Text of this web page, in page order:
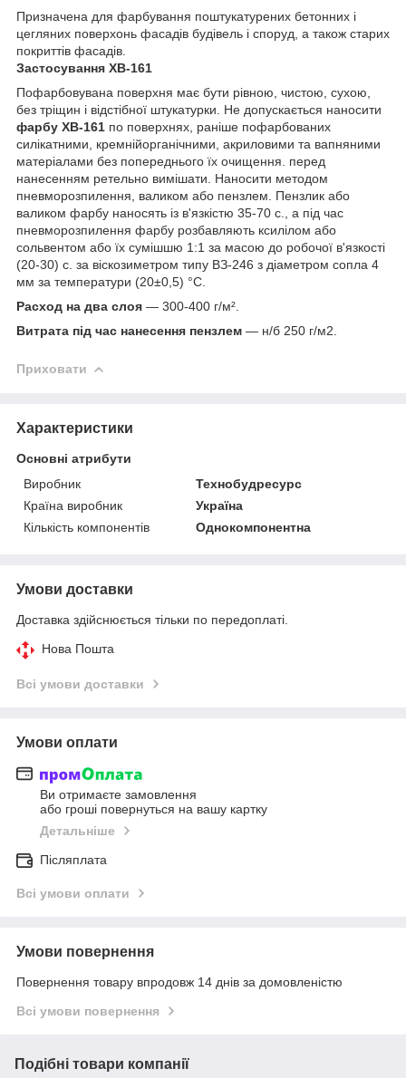
Призначена для фарбування поштукатурених бетонних і
цегляних поверхонь фасадів будівель і споруд, а також старих
покриттів фасадів.
Застосування ХВ-161
Пофарбовувана поверхня має бути рівною, чистою, сухою,
без тріщин і відстібної штукатурки. Не допускається наносити
фарбу ХВ-161 по поверхнях, раніше пофарбованих
силікатними, кремнійорганічними, акриловими та вапняними
матеріалами без попереднього їх очищення. перед
нанесенням ретельно вимішати. Наносити методом
пневморозпилення, валиком або пензлем. Пензлик або
валиком фарбу наносять із в'язкістю 35-70 с., а під час
пневморозпилення фарбу розбавляють ксилілом або
сольвентом або їх сумішшю 1:1 за масою до робочої в'язкості
(20-30) с. за віскозиметром типу ВЗ-246 з діаметром сопла 4
мм за температури (20±0,5) °С.
Расход на два слоя — 300-400 г/м².
Витрата під час нанесення пензлем — н/б 250 г/м2.
Приховати
Характеристики
Основні атрибути
Виробник
Технобудресурс
Країна виробник
Україна
Кількість компонентів
Однокомпонентна
Умови доставки
Доставка здійснюється тільки по передоплаті.
Нова Пошта
Всі умови доставки
Умови оплати
Ви отримаєте замовлення
або гроші повернуться на вашу картку
Детальніше
Післяплата
Всі умови оплати
Умови повернення
Повернення товару впродовж 14 днів за домовленістю
Всі умови повернення
Подібні товари компанії